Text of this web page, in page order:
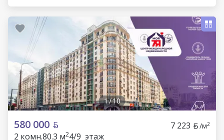
1/10
580 000 7 223 /м2
2 комн.80.3 м24/9 этаж